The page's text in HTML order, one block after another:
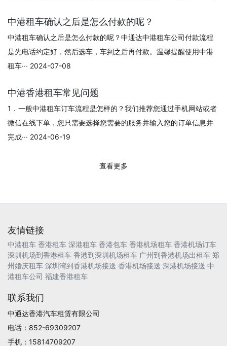
中港租车确认之后是怎么付款的呢？
中港租车确认之后是怎么付款的呢？中通达中港租车公司付款流程
是先电话约定好，然后选车，车到之后再付款。温馨提醒使用中港
租车··· 2024-07-08
中港香港租车常见问题
1．一般中港租车订车流程是怎样的？我们推荐您通过手机网站或者
微信在线下单，您只需要选择您需要的服务并输入您的订单信息并
完成··· 2024-06-19
查看更多
友情链接
中港租车 香港租车 深港租车 香港包车 香港机场租车 香港机场订车
深圳机场到香港租车 香港到深圳机场租车 广州到香港机场出租车 郑
州婚庆租车 深圳湾到香港机场接送 香港机场接送 深港机场接送 中
港租车公司 福建香港租车
联系我们
中通达香港汽车租赁有限公司
电话：852-69309207
手机：15814709207